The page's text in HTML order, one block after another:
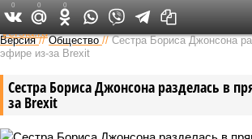
Федеральный выпуск
Версия //Общество //Сестра Бориса Джонсона
эфире из-за Brexit
Сестра Бориса Джонсона разделась в
за Brexit
0 0 0